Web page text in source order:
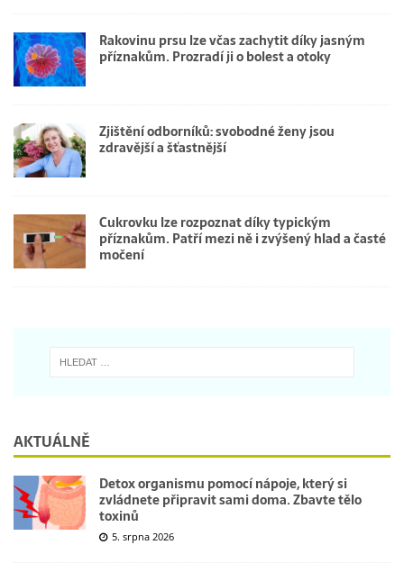
Rakovinu prsu lze včas zachytit díky jasným
příznakům. Prozradí ji o bolest a otoky
Zjištění odborníků: svobodné ženy jsou
zdravější a šťastnější
Cukrovku lze rozpoznat díky typickým
příznakům. Patří mezi ně i zvýšený hlad a časté
močení
AKTUÁLNĚ
Detox organismu pomocí nápoje, který si
zvládnete připravit sami doma. Zbavte tělo
toxinů
5. srpna 2026